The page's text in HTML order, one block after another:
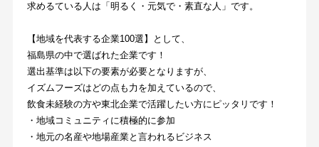
求めるている人は「明るく・元気で・素直な人」です。
【地域を代表する企業100選】として、
福島県の中で選ばれた企業です！
選出基準は以下の要素が必要となりますが、
イズムフーズはどの点も力を加えているので、
飲食未経験の方や東北企業で活躍したい方にピッタリです！
・地域コミュニティに積極的に参加
・地元の名産や地場産業と言われるビジネス